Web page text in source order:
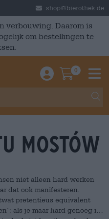
shop@bierothek.de
verbouwing. Daarom is
om bestellingen te
Einloggen /
0
MOSTÓW
niet alleen hard werken
dat ook manifesteren.
pretentieus equivalent
als je maar hard genoeg in